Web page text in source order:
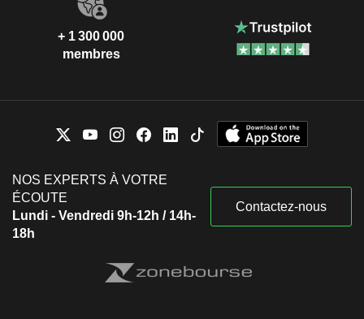
+ 1 300 000
membres
NOS EXPERTS À VOTRE
ÉCOUTE
Lundi - Vendredi 9h-12h / 14h-
18h
Contactez-nous